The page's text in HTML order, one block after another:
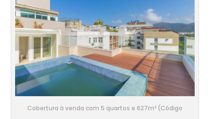
Cobertura à venda com 5 quartos e 627m² (Código